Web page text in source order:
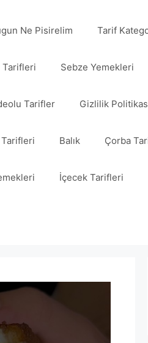
Ne Pisirelim Tarif
Tarifleri Sebze Yemekleri
Tarifler Gizlilik
Tarifleri Balık Çorba
İçecek Tarifleri